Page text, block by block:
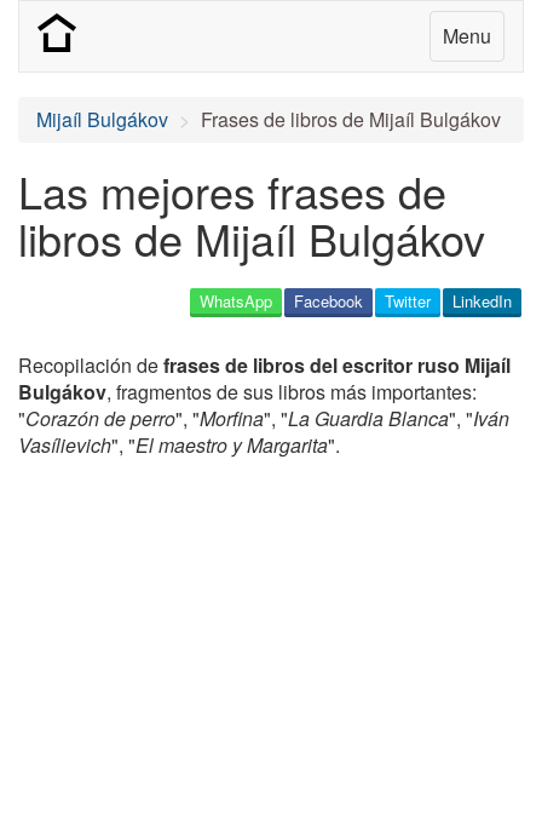
Menu
Mijaíl Bulgákov Frases de libros de Mijaíl Bulgákov
Las mejores frases de
libros de Mijaíl Bulgákov
LinkedIn
Twitter
Facebook
WhatsApp
Recopilación defrases de libros del escritor ruso Mijaíl
Bulgákov, fragmentos de sus libros más importantes:
"Corazón de perro", "Morfina", "La Guardia Blanca", "Iván
Vasílievich", "El maestro y Margarita".